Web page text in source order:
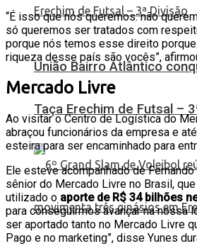
União Bairro Atlântico
Taça Erechim de Futsal –
“É isso que nós queremos: não
só queremos ser tratados com
porque nós temos esse direito
riqueza desse país são vocês”,
Mercado Livre
Ao visitar o Centro de Logística do
abraçou funcionários da empresa e
esteira para ser encaminhado para
Ele esteve acompanhado de
sênior do Mercado Livre no Brasil,
utilizado o aporte de R$ 34 bilhões
para conseguirmos avançar na nossa
ser aportado tanto no Mercado Livre
Pago e no marketing”, disse Yunes